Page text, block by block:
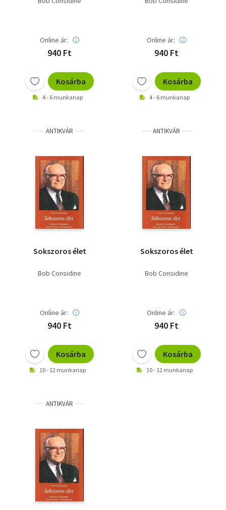
Online ár:
940 Ft
Kosárba
4 - 6 munkanap
Online ár:
940 Ft
Kosárba
4 - 6 munkanap
ANTIKVÁR
Sokszoros élet
Bob Considine
Online ár:
940 Ft
Kosárba
10 - 12 munkanap
ANTIKVÁR
Sokszoros élet
Bob Considine
Online ár:
940 Ft
Kosárba
10 - 12 munkanap
ANTIKVÁR